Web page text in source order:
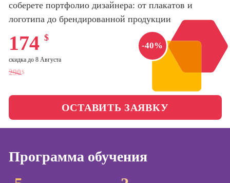
Школа психологии
Школа актерского
мастерства
Школа бизнеса и
Школа рисования
Профессия
Интернет-
маркетолог
Профессия
Менеджер по
маркетингу в
сетях (SMM-
Специалист по
соберете портфолио дизайнера: от плакатов и
логотипа до брендированной продукции
-40%
290$
174 $
скидка до 8 Августа
ОСТАВИТЬ ЗАЯВКУ
Программа обучения